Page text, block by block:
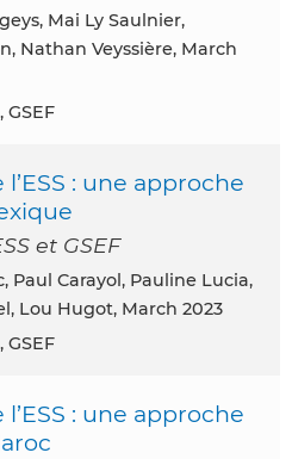
Nathan Veyssière, March
, GSEF
: une approche
et GSEF
Lou Hugot, March 2023
, GSEF
: une approche